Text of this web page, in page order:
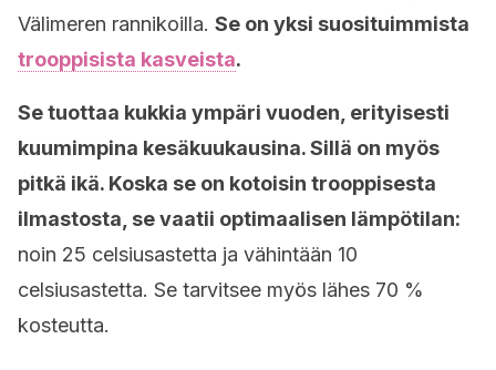
Välimeren rannikoilla. Se on yksi suosituimmista
trooppisista kasveista.
Se tuottaa kukkia ympäri vuoden, erityisesti
kuumimpina kesäkuukausina. Sillä on myös
pitkä ikä. Koska se on kotoisin trooppisesta
ilmastosta, se vaatii optimaalisen lämpötilan:
noin 25 celsiusastetta ja vähintään 10
celsiusastetta. Se tarvitsee myös lähes 70 %
kosteutta.